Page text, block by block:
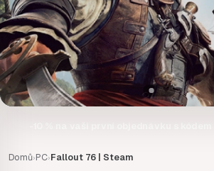
Domů›PC›Fallout 76 | Steam